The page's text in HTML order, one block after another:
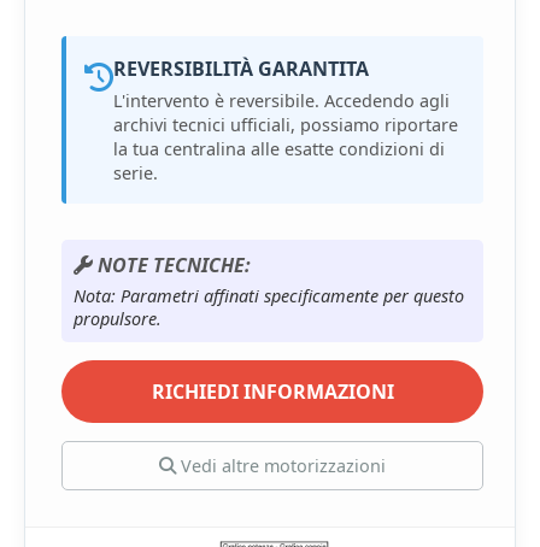
REVERSIBILITÀ GARANTITA
L'intervento è reversibile. Accedendo agli
archivi tecnici ufficiali, possiamo riportare
la tua centralina alle esatte condizioni di
serie.
NOTE TECNICHE:
Nota: Parametri affinati specificamente per questo
propulsore.
RICHIEDI INFORMAZIONI
Vedi altre motorizzazioni